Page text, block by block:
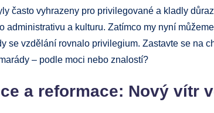
často vyhrazeny pro privilegované a kladly
administrativu a kulturu. Zatímco my nyní
se vzdělání rovnalo privilegium. Zastavte se na
– podle moci nebo znalostí?
a reformace: Nový vítr